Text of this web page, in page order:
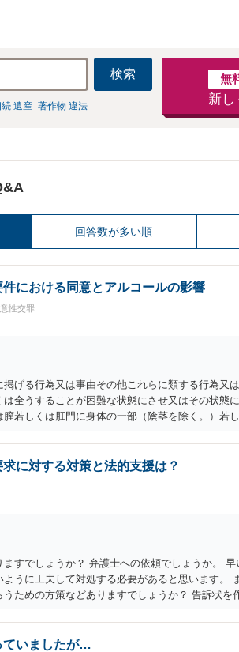
検索
遺産 著作物 違法
無
新し
回答数が多い順
における同意とアルコールの影響
性交罪
げる行為又は事由その他これらに類する行為又
全うすることが困難な状態にさせ又はその状態
若しくは肛門に身体の一部（陰茎を除く。）若
上の有期拘禁刑に処する。 第176条 1次に掲げる
同意しない意思を形成し、表明し若しくは全う
③アルコール若しくは薬物を摂取させること又
ルコール摂取だけでなく、「同意しない意思を形
ことが必要です。
に対する対策と法的支援は？
すでしょうか？ 弁護士への依頼でしょうか。
うに工夫して対処する必要があると思います。
うための方策などありますでしょうか？ 告訴状を
ていましたが…